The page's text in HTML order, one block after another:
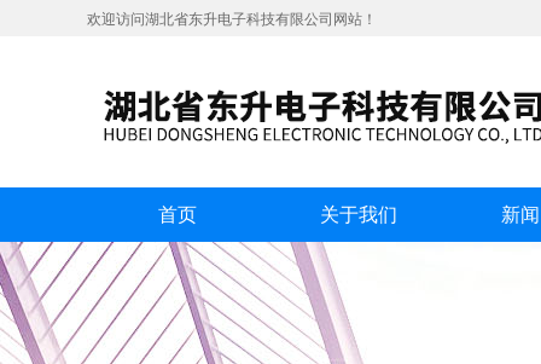
欢迎访问湖北省东升电子科技有限公司网站！
首页 关于我们 新